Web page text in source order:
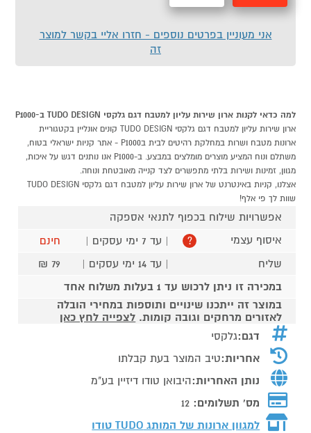
אני מעוניין בפרטים נוספים - חזרו אליי בקשר למוצר
זה
למה כדאי לקנות ארון שירות עליון למטבח דגם גלקסי TUDO DESIGN ב-P1000
ארון שירות עליון למטבח דגם גלקסי TUDO DESIGN קונים אונליין בקטגוריית
ארונות מטבח ושרות במחלקת רהיטים לבית בP1000 - אתר קניות ישראלי בטוח,
משתלם ונוח המציע מוצרים מומלצים במבצע. ב-P1000 אנו נותנים דגש על איכות,
מגוון, זמינות ושירות בלתי מתפשרים לצד קנייה מאובטחת ונוחה.
אצלנו, קניות באינטרנט של ארון שירות עליון למטבח דגם גלקסי TUDO DESIGN
שוות לך פי אלף!
אפשרויות שילוח בכפוף לתנאי אספקה
איסוף עצמי
? | עד 7 ימי עסקים |
חינם
שליח
| עד 14 ימי עסקים |
79 ₪
במכירה זו ניתן לרכוש עד 1 בעלות משלוח אחד
במוצר זה ייתכנו שינויים ותוספות במחירי הובלה
לאזורים מרחקים וגובה קומות. לצפייה לחץ כאן
דגם:גלקסי
אחריות:טיב המוצר בעת קבלתו
נותן האחריות:היבואן טודו דיזיין בע"מ
מס' תשלומים: 12
למגוון ארונות של המותג TUDO טודו